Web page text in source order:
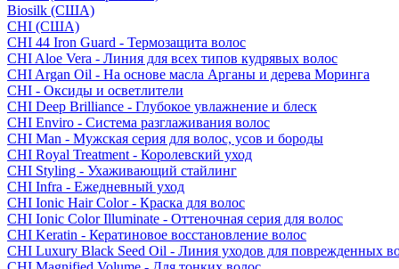
Biosilk (США)
CHI (США)
CHI 44 Iron Guard - Термозащита волос
CHI Aloe Vera - Линия для всех типов кудрявых волос
CHI Argan Oil - На основе масла Арганы и дерева Моринга
CHI - Оксиды и осветлители
CHI Deep Brilliance - Глубокое увлажнение и блеск
CHI Enviro - Система разглаживания волос
CHI Man - Мужская серия для волос, усов и бороды
CHI Royal Treatment - Королевский уход
CHI Styling - Ухаживающий стайлинг
CHI Infra - Ежедневный уход
CHI Ionic Hair Color - Краска для волос
CHI Ionic Color Illuminate - Оттеночная серия для волос
CHI Keratin - Кератиновое восстановление волос
CHI Luxury Black Seed Oil - Линия уходов для поврежденных